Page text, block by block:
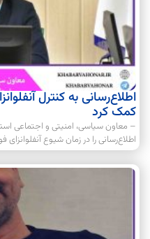
اطلاع‌رسانی به کنترل
کمک کرد
– معاون سیاسی، امنیتی و اجتماعی
اطلاع‌رسانی را در زمان شیوع